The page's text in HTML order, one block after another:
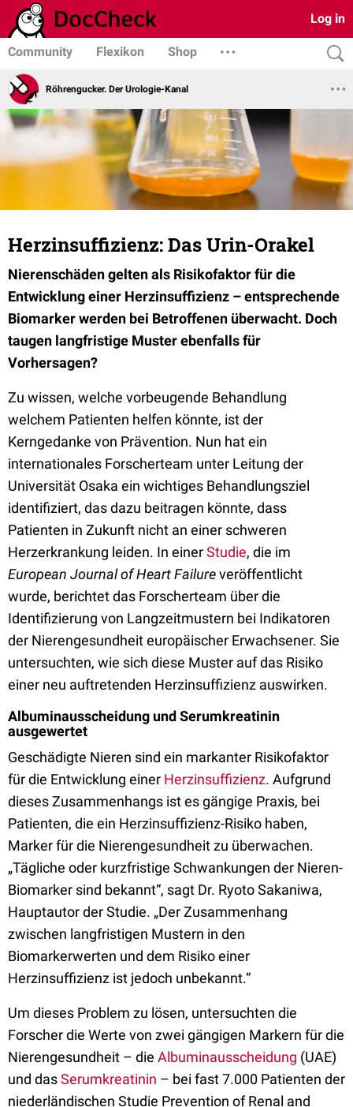
Log in
Community Flexikon Shop
Röhrengucker. Der Urologie-Kanal
Herzinsuffizienz: Das Urin-Orakel
Nierenschäden gelten als Risikofaktor für die
Entwicklung einer Herzinsuffizienz – entsprechende
Biomarker werden bei Betroffenen überwacht. Doch
taugen langfristige Muster ebenfalls für
Vorhersagen?
Zu wissen, welche vorbeugende Behandlung
welchem Patienten helfen könnte, ist der
Kerngedanke von Prävention. Nun hat ein
internationales Forscherteam unter Leitung der
Universität Osaka ein wichtiges Behandlungsziel
identifiziert, das dazu beitragen könnte, dass
Patienten in Zukunft nicht an einer schweren
Herzerkrankung leiden. In einerStudie, die im
European Journal of Heart Failureveröffentlicht
wurde, berichtet das Forscherteam über die
Identifizierung von Langzeitmustern bei Indikatoren
der Nierengesundheit europäischer Erwachsener. Sie
untersuchten, wie sich diese Muster auf das Risiko
einer neu auftretenden Herzinsuffizienz auswirken.
Albuminausscheidung und Serumkreatinin
ausgewertet
Geschädigte Nieren sind ein markanter Risikofaktor
für die Entwicklung einer Herzinsuffizienz. Aufgrund
dieses Zusammenhangs ist es gängige Praxis, bei
Patienten, die ein Herzinsuffizienz-Risiko haben,
Marker für die Nierengesundheit zu überwachen.
„Tägliche oder kurzfristige Schwankungen der Nieren-
Biomarker sind bekannt“, sagt Dr. Ryoto Sakaniwa,
Hauptautor der Studie. „Der Zusammenhang
zwischen langfristigen Mustern in den
Biomarkerwerten und dem Risiko einer
Herzinsuffizienz ist jedoch unbekannt.“
Um dieses Problem zu lösen, untersuchten die
Forscher die Werte von zwei gängigen Markern für die
Nierengesundheit – die Albuminausscheidung (UAE)
und dasSerumkreatinin – bei fast 7.000 Patienten der
niederländischen Studie Prevention of Renal and